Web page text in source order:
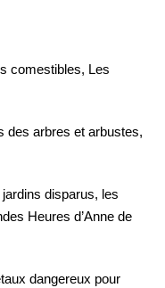
comestibles, Les
des arbres et arbustes,
disparus, les
Heures d’Anne de
dangereux pour